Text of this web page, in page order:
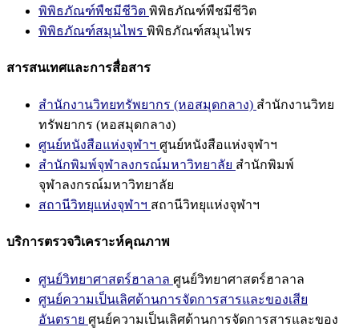
พิพิธภัณฑ์พืชมีชีวิต พิพิธภัณฑ์พืชมีชีวิต
พิพิธภัณฑ์สมุนไพร พิพิธภัณฑ์สมุนไพร
สารสนเทศและการสื่อสาร
สำนักงานวิทยทรัพยากร (หอสมุดกลาง) สำนักงานวิทย
ทรัพยากร (หอสมุดกลาง)
ศูนย์หนังสือแห่งจุฬาฯ ศูนย์หนังสือแห่งจุฬาฯ
สำนักพิมพ์จุฬาลงกรณ์มหาวิทยาลัย สำนักพิมพ์
จุฬาลงกรณ์มหาวิทยาลัย
สถานีวิทยุแห่งจุฬาฯ สถานีวิทยุแห่งจุฬาฯ
บริการตรวจวิเคราะห์คุณภาพ
ศูนย์วิทยาศาสตร์ฮาลาล ศูนย์วิทยาศาสตร์ฮาลาล
ศูนย์ความเป็นเลิศด้านการจัดการสารและของเสีย
อันตราย ศูนย์ความเป็นเลิศด้านการจัดการสารและของ